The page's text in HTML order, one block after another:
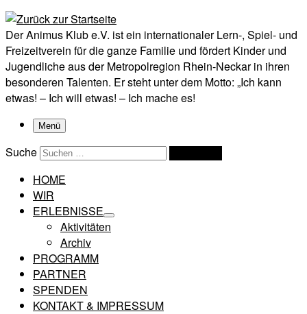
Der Animus Klub e.V. ist ein internationaler Lern-, Spiel- und
Freizeitverein für die ganze Familie und fördert Kinder und
Jugendliche aus der Metropolregion Rhein-Neckar in ihren
besonderen Talenten. Er steht unter dem Motto: „Ich kann
etwas! – Ich will etwas! – Ich mache es!
Menü
Suche
HOME
WIR
ERLEBNISSE
Aktivitäten
Archiv
PROGRAMM
PARTNER
SPENDEN
KONTAKT & IMPRESSUM